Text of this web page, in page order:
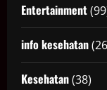
Entertainment
info kesehatan
Kesehatan(38)